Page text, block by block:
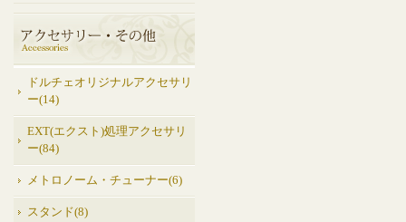
ドルチェオリジナルアクセサリ
ー(14)
EXT(エクスト)処理アクセサリ
ー(84)
メトロノーム・チューナー(6)
スタンド(8)